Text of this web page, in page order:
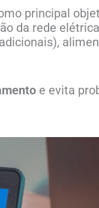
principal
da rede
e evita